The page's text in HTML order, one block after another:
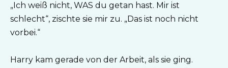
„Ich weiß nicht, WAS du getan hast. Mir ist
schlecht“, zischte sie mir zu. „Das ist noch nicht
vorbei.“
Harry kam gerade von der Arbeit, als sie ging.